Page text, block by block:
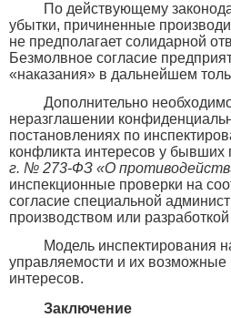
По действующему
убытки, причиненные
не предполагает солидарной
Безмолвное согласие
«наказания» в дальнейшем
Дополнительно
неразглашении
постановлениях по
конфликта интересов у
г. № 273-ФЗ «О
инспекционные проверки на
согласие специальной
производством или
Модель инспектирования
управляемости и их
интересов.
Заключение